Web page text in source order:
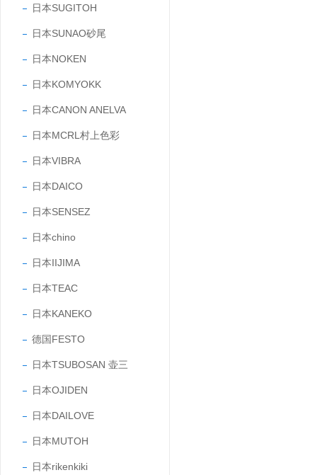
日本SUGITOH
日本SUNAO砂尾
日本NOKEN
日本KOMYOKK
日本CANON ANELVA
日本MCRL村上色彩
日本VIBRA
日本DAICO
日本SENSEZ
日本chino
日本IIJIMA
日本TEAC
日本KANEKO
德国FESTO
日本TSUBOSAN 壶三
日本OJIDEN
日本DAILOVE
日本MUTOH
日本rikenkiki